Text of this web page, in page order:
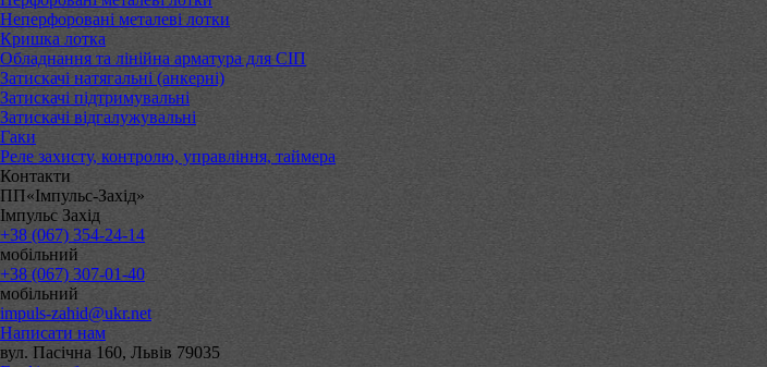
Неперфоровані металеві лотки
Кришка лотка
Обладнання та лінійна арматура для СІП
Затискачі натягальні (анкерні)
Затискачі підтримувальні
Затискачі відгалужувальні
Гаки
Реле захисту, контролю, управління, таймера
Контакти
ПП«Імпульс-Захід»
Імпульс Захід
+38 (067) 354-24-14
мобільний
+38 (067) 307-01-40
мобільний
impuls-zahid@ukr.net
Написати нам
вул. Пасічна 160, Львів 79035